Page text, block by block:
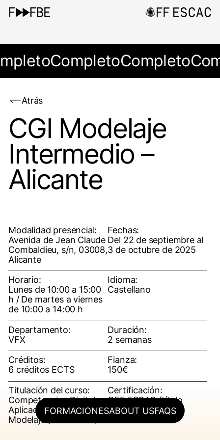
FORMACIONESABOUT USFAQS
CompletoCompleto
Atrás
CGI Modelaje
Intermedio –
Alicante
Modalidad presencial:
Avenida de Jean Claude
Combaldieu, s/n, 03008,
Alicante
Fechas:
Del 22 de septiembre al
3 de octubre de 2025
Horario:
Lunes de 10:00 a 15:00
h / De martes a viernes
de 10:00 a 14:00 h
Idioma:
Castellano
Departamento:
VFX
Duración:
2 semanas
Créditos:
6 créditos ECTS
Fianza:
150€
Titulación del curso:
Competencias Digitales
Aplicadas al CGI:
Modelaje (Intermedio)
Certificación:
OFF ESCAC (título
propio)